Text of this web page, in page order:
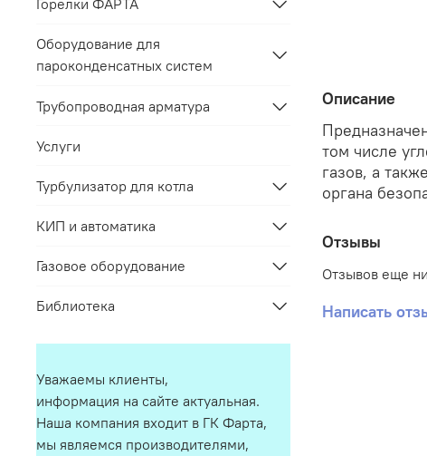
Описание
том числе
газов, а
органа
Отзывы
Отзывов еще
Написать
Горелки ФАРТА
Оборудование для
пароконденсатных систем
Трубопроводная арматура
Услуги
Турбулизатор для котла
КИП и автоматика
Газовое оборудование
Библиотека
Уважаемы клиенты,
информация на сайте актуальная.
Наша компания входит в ГК Фарта,
мы являемся производителями,